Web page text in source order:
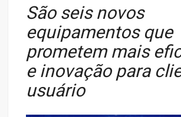
São seis novos
equipamentos que
prometem mais
e inovação para
usuário